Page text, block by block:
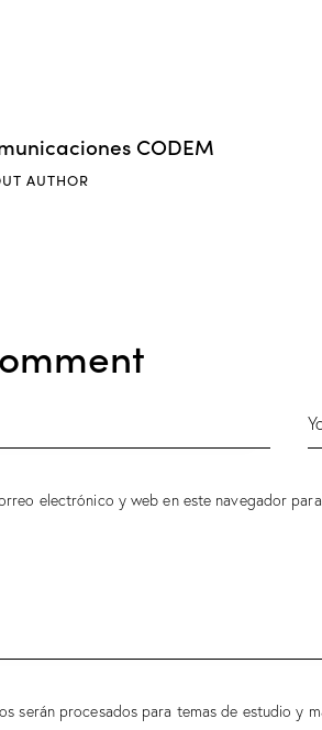
CODEM
AUTHOR
electrónico y web en este navegador
serán procesados para temas de estudio y